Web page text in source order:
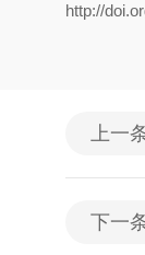
http://
上一
下一